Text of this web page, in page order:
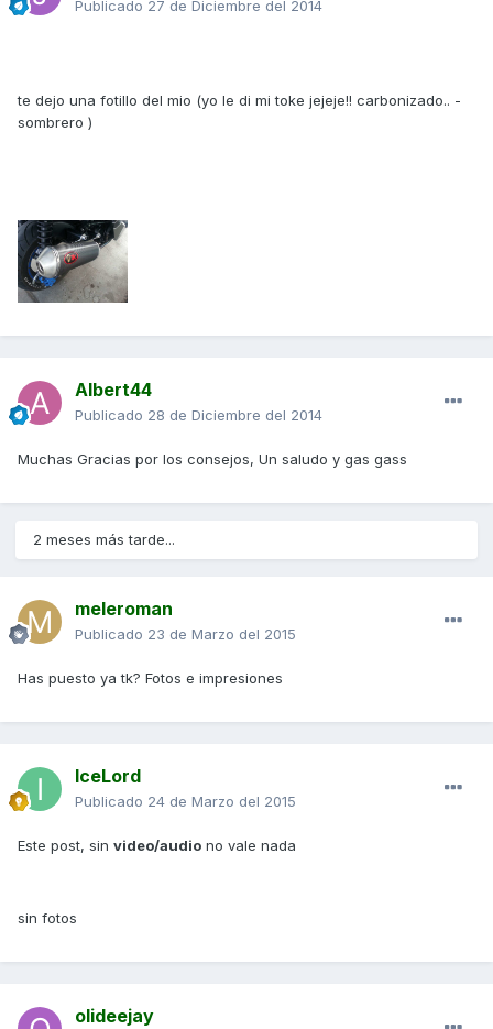
Publicado 27 de Diciembre del 2014
te dejo una fotillo del mio (yo le di mi toke jejeje!! carbonizado.. -
sombrero )
Albert44
Publicado 28 de Diciembre del 2014
Muchas Gracias por los consejos, Un saludo y gas gass
2 meses más tarde...
meleroman
Publicado 23 de Marzo del 2015
Has puesto ya tk? Fotos e impresiones
IceLord
Publicado 24 de Marzo del 2015
Este post, sin video/audio no vale nada
sin fotos
olideejay